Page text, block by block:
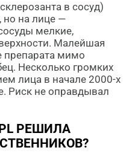
в сосуд)
но на лице —
мелкие,
Малейшая
препарата мимо
Несколько громких
лица в начале 2000-х
Риск не оправдывал
РЕШИЛА